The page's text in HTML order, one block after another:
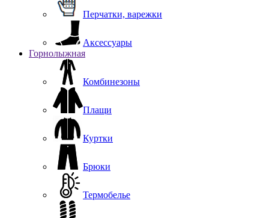
Перчатки, варежки
Аксессуары
Горнолыжная
Комбинезоны
Плащи
Куртки
Брюки
Термобелье